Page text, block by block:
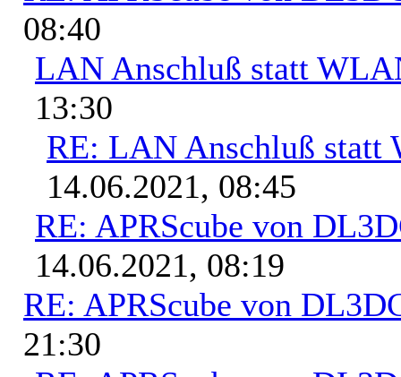
08:40
LAN Anschluß statt
13:30
RE: LAN Anschluß statt
14.06.2021, 08:45
RE: APRScube von
14.06.2021, 08:19
RE: APRScube von
21:30